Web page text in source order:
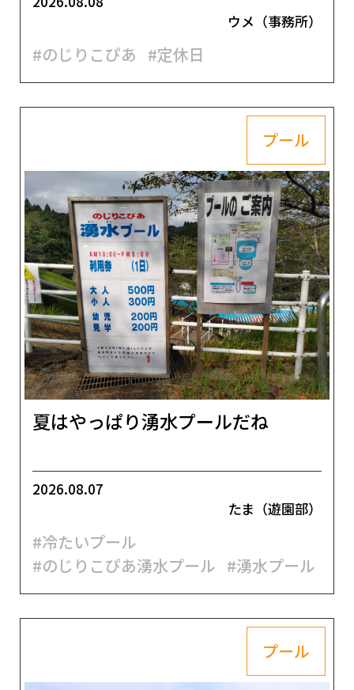
ウメ（事務所）
#のじりこぴあ #定休日
プール
夏はやっぱり湧水プールだね
2026.08.07
たま（遊園部）
#冷たいプール
#のじりこぴあ湧水プール #湧水プール
プール